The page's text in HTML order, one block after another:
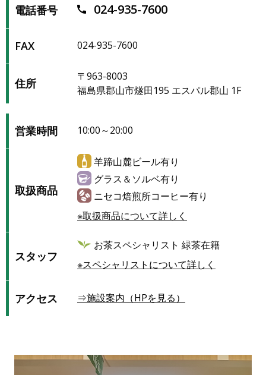
電話番号 024-935-7600
FAX 024-935-7600
住所
〒963-8003
福島県郡山市燧田195 エスパル郡山 1F
営業時間 10:00～20:00
取扱商品
羊蹄山麓ビール有り
グラス＆ソルベ有り
ニセコ焙煎所コーヒー有り
※取扱商品について詳しく
スタッフ
お茶スペシャリスト 緑茶在籍
※スペシャリストについて詳しく
アクセス ⇒施設案内（HPを見る）